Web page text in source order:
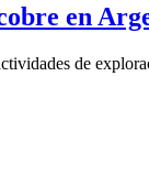
en
de